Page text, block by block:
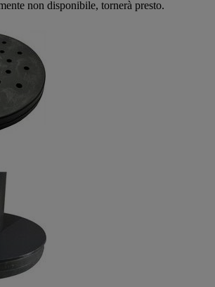
non disponibile, tornerà presto.